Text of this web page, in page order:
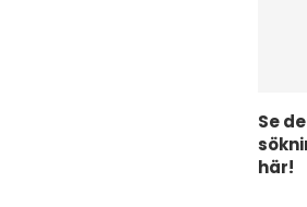
Se
här!